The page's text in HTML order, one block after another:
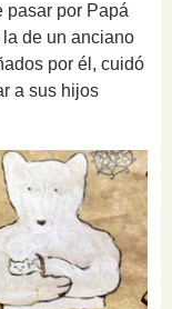
pasar por Papá
de un anciano
por él, cuidó
a sus hijos